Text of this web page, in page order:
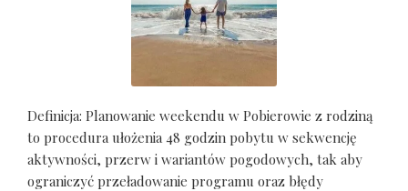
Definicja: Planowanie weekendu w Pobierowie z rodziną
to procedura ułożenia 48 godzin pobytu w sekwencję
aktywności, przerw i wariantów pogodowych, tak aby
ograniczyć przeładowanie programu oraz błędy